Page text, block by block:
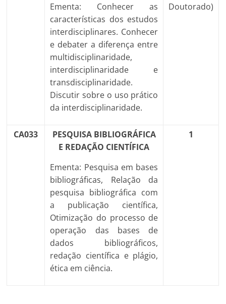
Ementa: Conhecer as
características dos estudos
interdisciplinares. Conhecer
e debater a diferença entre
multidisciplinaridade,
interdisciplinaridade e
transdisciplinaridade.
Discutir sobre o uso prático
da interdisciplinaridade.
Doutorado)
CA033
PESQUISA BIBLIOGRÁFICA
E REDAÇÃO CIENTÍFICA
Ementa: Pesquisa em bases
bibliográficas, Relação da
pesquisa bibliográfica com
a publicação científica,
Otimização do processo de
operação das bases de
dados bibliográficos,
redação científica e plágio,
ética em ciência.
1